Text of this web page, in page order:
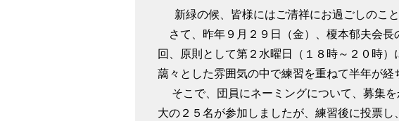
新緑の候、皆様にはご清祥にお過ごしのこと
さて、昨年９月２９日（金）、榎本郁夫会長
回、原則として第２水曜日（１８時～２０時
藹々とした雰囲気の中で練習を重ねて半年が経
そこで、団員にネーミングについて、募集を
大の２５名が参加しましたが、練習後に投票